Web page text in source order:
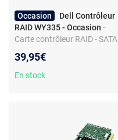
Occasion
Dell Contrôleur
RAID WY335 - Occasion -
Carte contrôleur RAID - SATA
Produit seconde main
39,95€
En stock